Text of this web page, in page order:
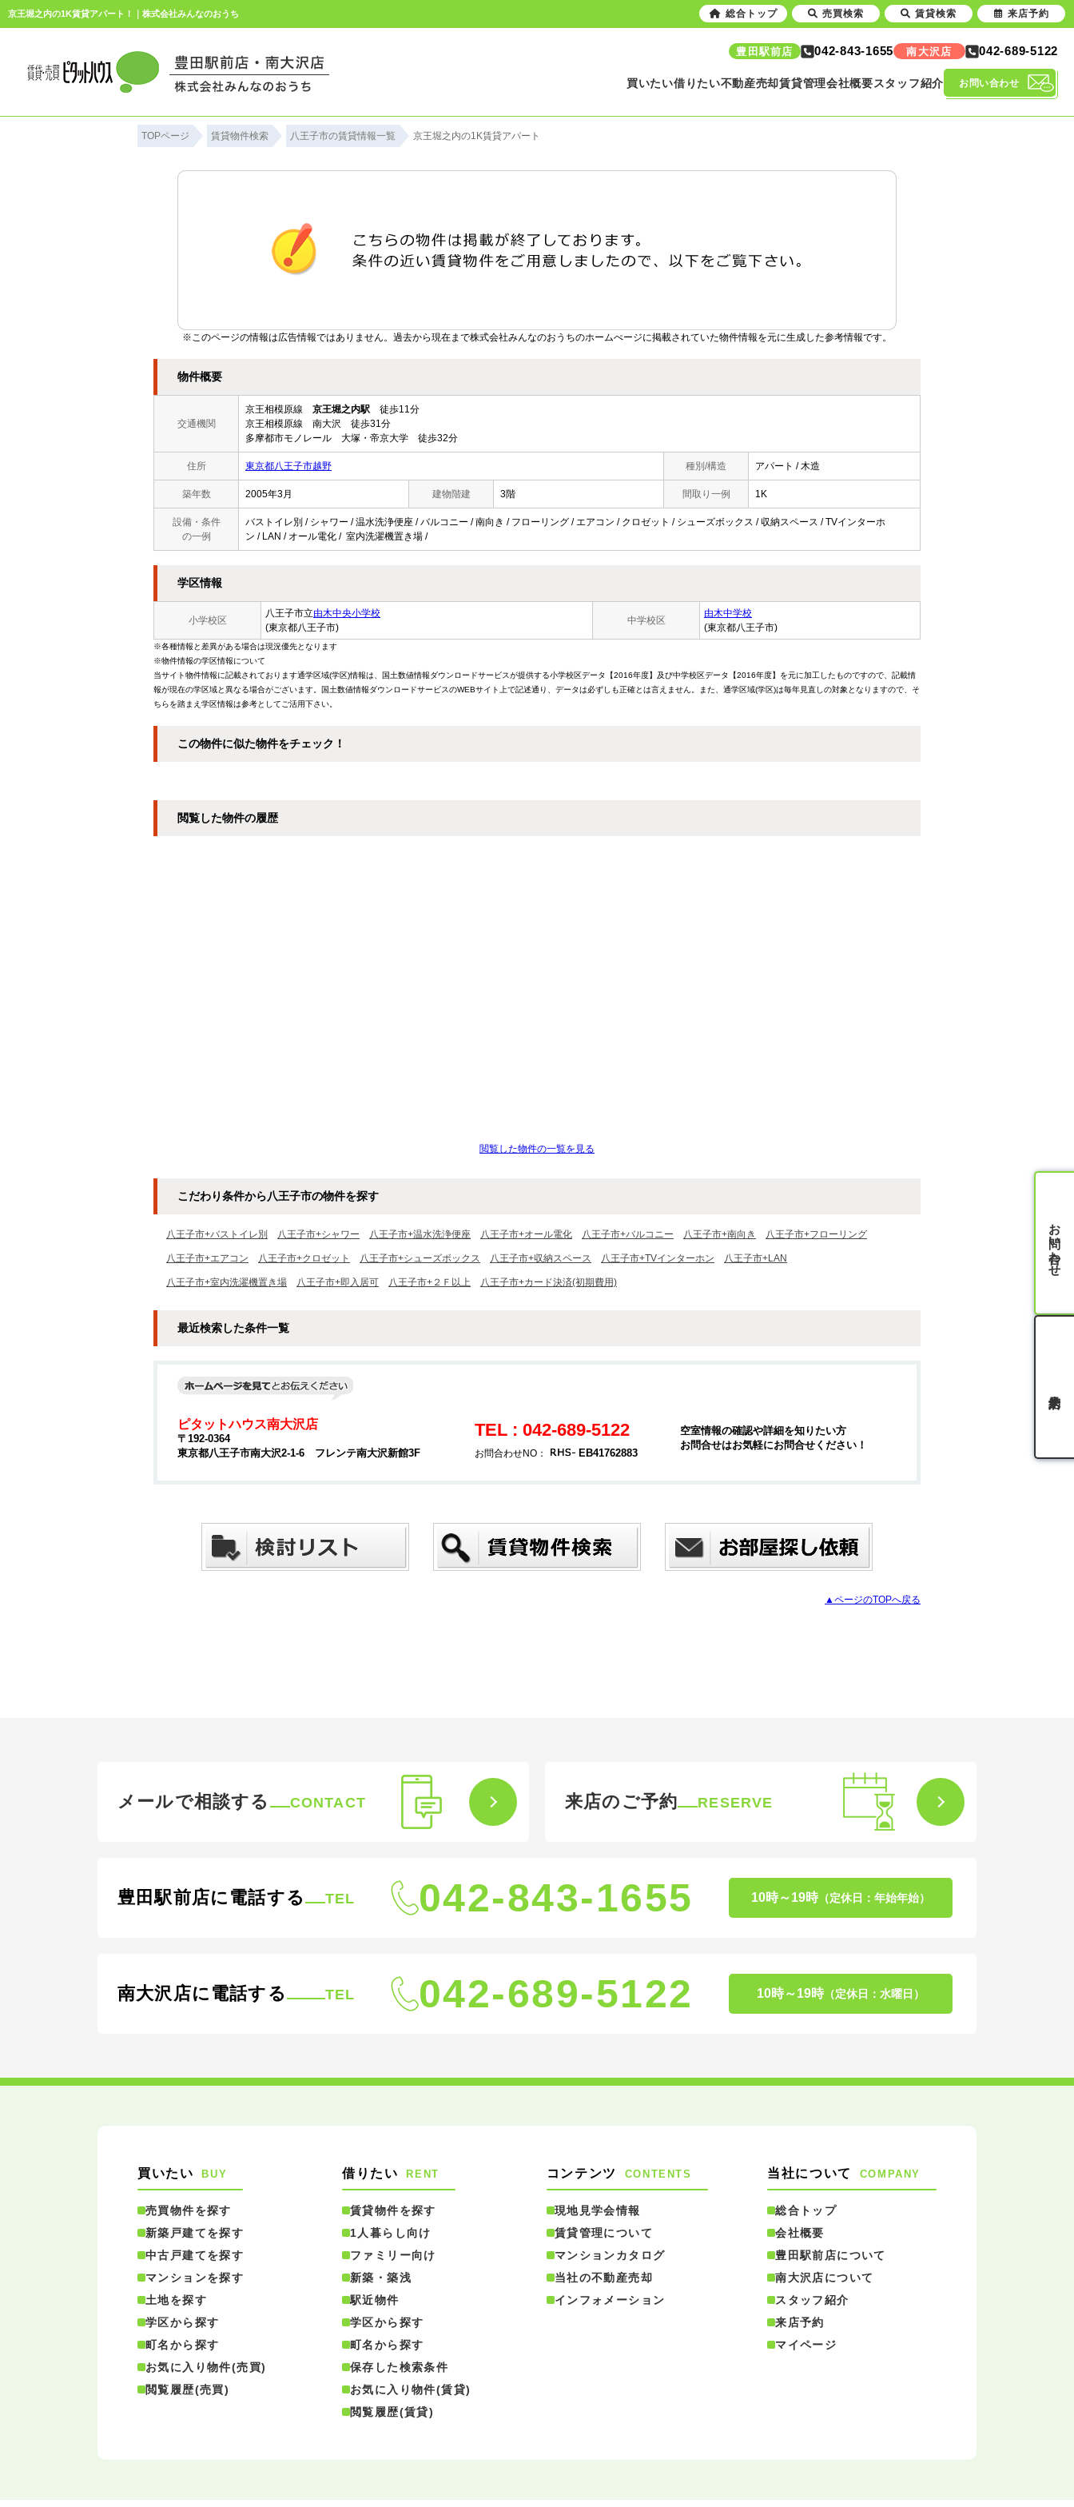
京王堀之内の1K賃貸アパート！｜株式会社みんなのおうち
豊田駅前店 042-843-1655 南大沢店 042-689-5122
買いたい借りたい不動産売却賃貸管理会社概要スタッフ紹介 お問い合わせ
TOPページ 賃貸物件検索 八王子市の賃貸情報一覧 京王堀之内の1K賃貸アパート
※このページの情報は広告情報ではありません。過去から現在まで株式会社みんなのおうちのホームぺージに掲載されていた物件情報を元に生成した参考情報です。
物件概要
交通機関
京王相模原線 京王堀之内駅 徒歩11分
京王相模原線 南大沢 徒歩31分
多摩都市モノレール 大塚・帝京大学 徒歩32分
住所 東京都八王子市越野 種別/構造 アパート / 木造
築年数 2005年3月 建物階建 3階 間取り一例 1K
設備・条件
の一例
バストイレ別 / シャワー / 温水洗浄便座 / バルコニー / 南向き / フローリング / エアコン / クロゼット / シューズボックス / 収納スペース / TVインターホ
ン / LAN / オール電化 / 室内洗濯機置き場 /
学区情報
小学校区
八王子市立由木中央小学校
(東京都八王子市)
中学校区
由木中学校
(東京都八王子市)
※各種情報と差異がある場合は現況優先となります
※物件情報の学区情報について
当サイト物件情報に記載されております通学区域(学区)情報は、国土数値情報ダウンロードサービスが提供する小学校区データ【2016年度】及び中学校区データ【2016年度】を元に加工したものですので、記載情
報が現在の学区域と異なる場合がございます。国土数値情報ダウンロードサービスのWEBサイト上で記述通り、データは必ずしも正確とは言えません。また、通学区域(学区)は毎年見直しの対象となりますので、そ
ちらを踏まえ学区情報は参考としてご活用下さい。
この物件に似た物件をチェック！
閲覧した物件の履歴
閲覧した物件の一覧を見る
こだわり条件から八王子市の物件を探す
八王子市+バストイレ別 八王子市+シャワー 八王子市+温水洗浄便座 八王子市+オール電化 八王子市+バルコニー 八王子市+南向き 八王子市+フローリング
八王子市+エアコン 八王子市+クロゼット 八王子市+シューズボックス 八王子市+収納スペース 八王子市+TVインターホン 八王子市+LAN
八王子市+室内洗濯機置き場 八王子市+即入居可 八王子市+２Ｆ以上 八王子市+カード決済(初期費用)
最近検索した条件一覧
ピタットハウス南大沢店
〒192-0364
東京都八王子市南大沢2-1-6 フレンテ南大沢新館3F
TEL : 042-689-5122
お問合わせNO： EB41762883
空室情報の確認や詳細を知りたい方
お問合せはお気軽にお問合せください！
▲ページのTOPへ戻る
メールで相談する CONTACT 来店のご予約 RESERVE
豊田駅前店に電話する TEL 042-843-1655 10時～19時（定休日：年始年始）
南大沢店に電話する TEL 042-689-5122 10時～19時（定休日：水曜日）
買いたい BUY
売買物件を探す
新築戸建てを探す
中古戸建てを探す
マンションを探す
土地を探す
学区から探す
町名から探す
お気に入り物件(売買)
閲覧履歴(売買)
借りたい RENT
賃貸物件を探す
1人暮らし向け
ファミリー向け
新築・築浅
駅近物件
学区から探す
町名から探す
保存した検索条件
お気に入り物件(賃貸)
閲覧履歴(賃貸)
コンテンツ CONTENTS
現地見学会情報
賃貸管理について
マンションカタログ
当社の不動産売却
インフォメーション
当社について COMPANY
総合トップ
会社概要
豊田駅前店について
南大沢店について
スタッフ紹介
来店予約
マイページ
総合トップ 売買検索 賃貸検索 来店予約
お問い合わせ